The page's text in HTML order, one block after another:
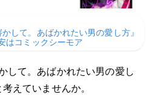
かして。あばかれたい男の愛し方』
はコミックシーモア
して。あばかれたい男の愛し
えていませんか。